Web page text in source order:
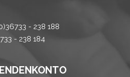
- 238 188
- 238 184